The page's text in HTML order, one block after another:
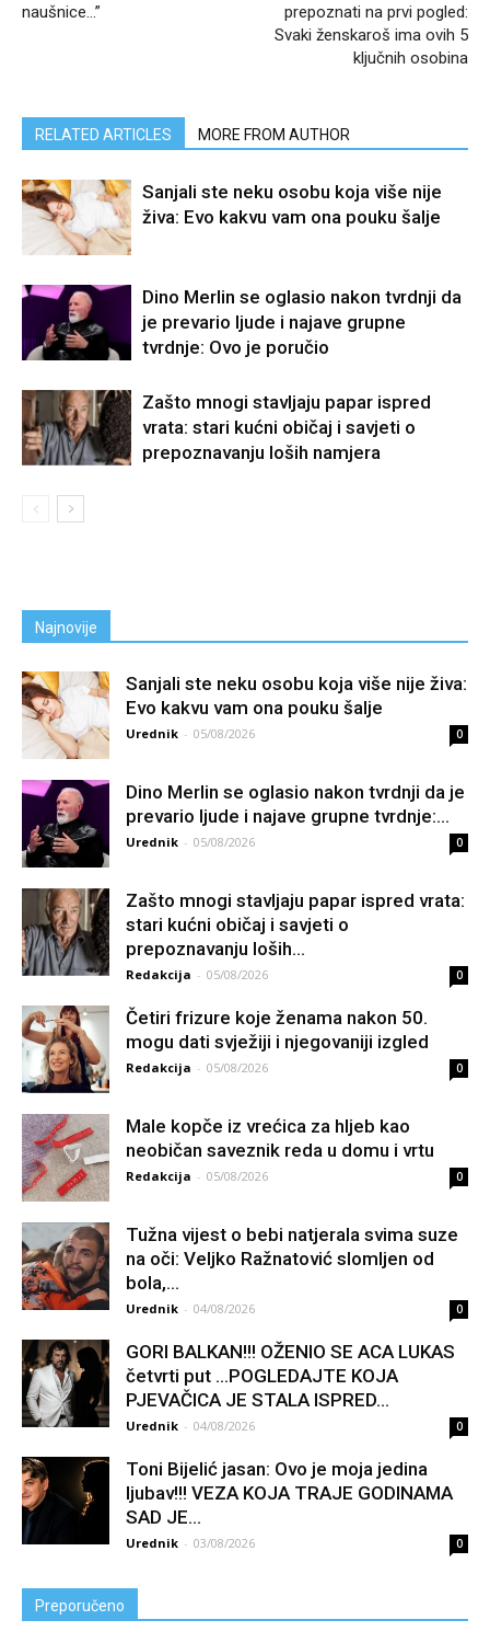
naušnice…”
prepoznati na prvi pogled:
Svaki ženskaroš ima ovih 5
ključnih osobina
RELATED ARTICLES MORE FROM AUTHOR
Sanjali ste neku osobu koja više nije
živa: Evo kakvu vam ona pouku šalje
Dino Merlin se oglasio nakon tvrdnji da
je prevario ljude i najave grupne
tvrdnje: Ovo je poručio
Zašto mnogi stavljaju papar ispred
vrata: stari kućni običaj i savjeti o
prepoznavanju loših namjera
Najnovije
Sanjali ste neku osobu koja više nije živa:
Evo kakvu vam ona pouku šalje
Urednik - 05/08/2026 0
Dino Merlin se oglasio nakon tvrdnji da je
prevario ljude i najave grupne tvrdnje:...
Urednik - 05/08/2026 0
Zašto mnogi stavljaju papar ispred vrata:
stari kućni običaj i savjeti o
prepoznavanju loših...
Redakcija - 05/08/2026 0
Četiri frizure koje ženama nakon 50.
mogu dati svježiji i njegovaniji izgled
Redakcija - 05/08/2026 0
Male kopče iz vrećica za hljeb kao
neobičan saveznik reda u domu i vrtu
Redakcija - 05/08/2026 0
Tužna vijest o bebi natjerala svima suze
na oči: Veljko Ražnatović slomljen od
boIa,...
Urednik - 04/08/2026 0
GORI BALKAN!!! OŽENIO SE ACA LUKAS
četvrti put …POGLEDAJTE KOJA
PJEVAČICA JE STALA ISPRED...
Urednik - 04/08/2026 0
Toni Bijelić jasan: Ovo je moja jedina
ljubav!!! VEZA KOJA TRAJE GODINAMA
SAD JE...
Urednik - 03/08/2026 0
Preporučeno